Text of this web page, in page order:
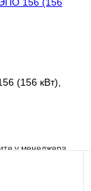
(156 кВт),
у менеджера